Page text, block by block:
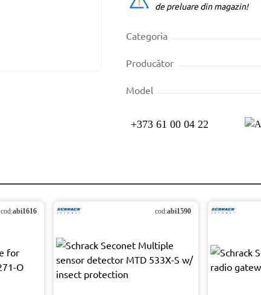
de preluare din magazin!
Categoria
Producător
Model
+373 61 00 04 22
cod:abi1616 cod:abi1590